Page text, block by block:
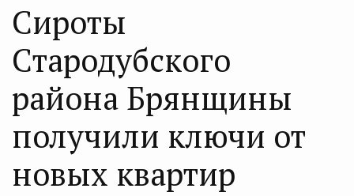
Сироты
Стародубского
района Брянщины
получили ключи от
новых квартир